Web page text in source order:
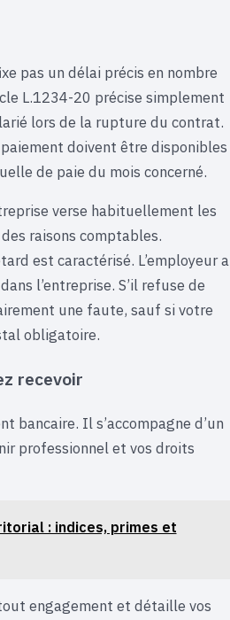
pas un délai précis en nombre
L.1234-20 précise simplement
lors de la rupture du contrat.
doivent être disponibles
de paie du mois concerné.
verse habituellement les
raisons comptables.
est caractérisé. L’employeur a
l’entreprise. S’il refuse de
une faute, sauf si votre
obligatoire.
recevoir
bancaire. Il s’accompagne d’un
professionnel et vos droits
: indices, primes et
engagement et détaille vos